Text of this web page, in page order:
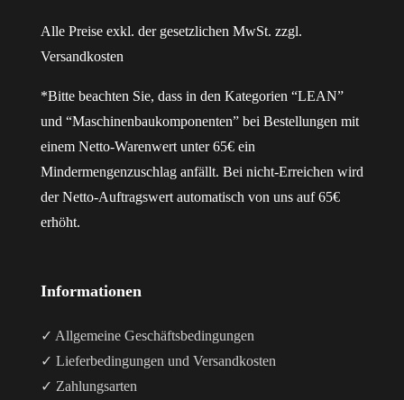
Alle Preise exkl. der gesetzlichen MwSt. zzgl.
Versandkosten
*Bitte beachten Sie, dass in den Kategorien “LEAN”
und “Maschinenbaukomponenten” bei Bestellungen mit
einem Netto-Warenwert unter 65€ ein
Mindermengenzuschlag anfällt. Bei nicht-Erreichen wird
der Netto-Auftragswert automatisch von uns auf 65€
erhöht.
Informationen
✓ Allgemeine Geschäftsbedingungen
✓ Lieferbedingungen und Versandkosten
✓ Zahlungsarten